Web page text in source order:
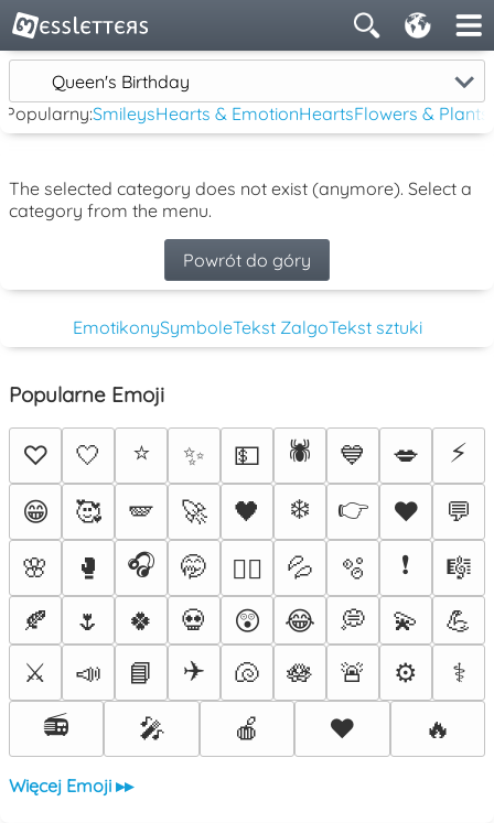
Queen's Birthday
Popularny:SmileysHearts & EmotionHeartsFlowers & Plants
The selected category does not exist (anymore). Select a
category from the menu.
Powrót do góry
EmotikonySymboleTekst ZalgoTekst sztuki
Popularne Emoji
♡ 🤍 ⭐ ✨ 💵 🕷️ 💙 💋
⚡
😁
🥰 🪽 🚀 🖤 ❄️ 👉 ♥️
💬
🌸
🥊 🎧 🤭 ❤️‍🔥 💦 🫧 ❗
🎼
🍂
🌷 🍀 💀 😲 😂 💭 💫
💪
⚔️
📣 📘 ✈️ 🐚 🪷 🚨 ⚙️
⚕️
📻
🎤 🍎 ❤️ 🔥
Więcej Emoji ▸▸